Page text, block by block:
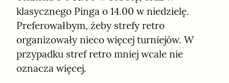
klasycznego Pinga o 14.00 w niedzielę.
Preferowałbym, żeby strefy retro
organizowały nieco więcej turniejów. W
przypadku stref retro mniej wcale nie
oznacza więcej.